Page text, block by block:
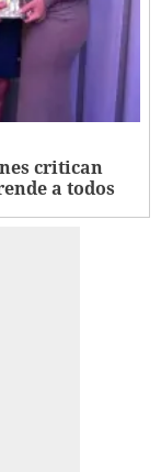
critican
a todos